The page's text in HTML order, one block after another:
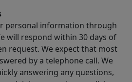
personal information through
will respond within 30 days of
request. We expect that most
by a telephone call. We
answering any questions,